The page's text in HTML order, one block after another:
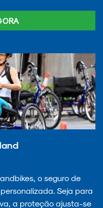
o seguro de
Seja para
a proteção ajusta-se